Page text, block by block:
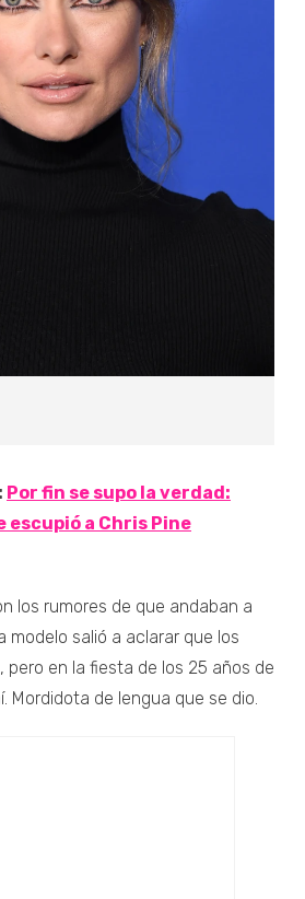
Por fin se supo la verdad:
escupió a Chris Pine
los rumores de que andaban a
modelo salió a aclarar que los
pero en la fiesta de los 25 años de
Mordidota de lengua que se dio.